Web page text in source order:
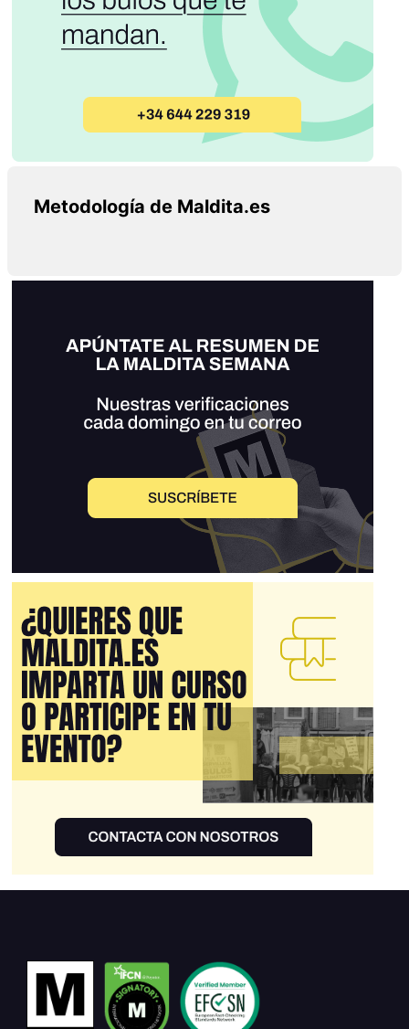
Metodología de Maldita.es